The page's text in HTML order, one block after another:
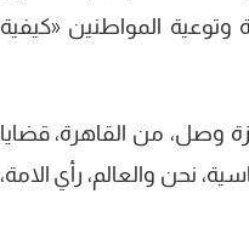
المواطنين «كيفية
وصل، من القاهرة، قضايا
نحن والعالم، رأي الامة،